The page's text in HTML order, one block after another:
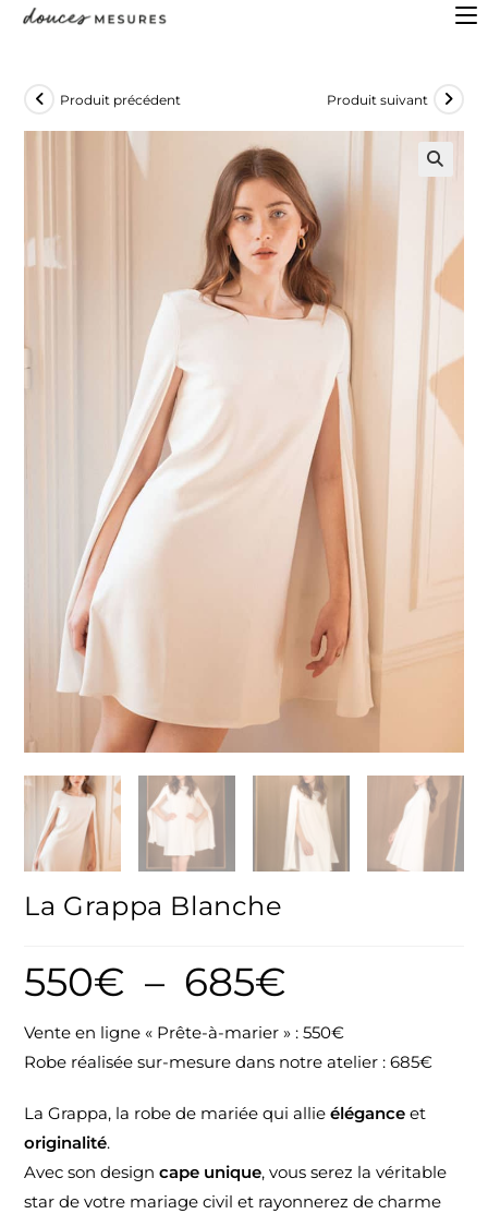
Produit précédent Produit suivant
La Grappa Blanche
550€ – 685€
Vente en ligne « Prête-à-marier » : 550€
Robe réalisée sur-mesure dans notre atelier : 685€
La Grappa, la robe de mariée qui allieélégance et
originalité.
Avec son designcape unique, vous serez la véritable
star de votre mariage civil et rayonnerez de charme